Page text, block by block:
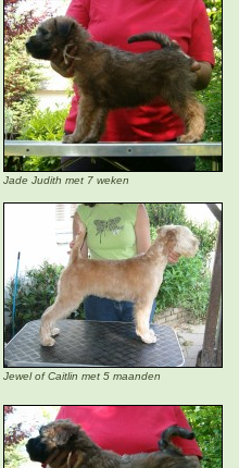
Jade Judith met 7 weken
Jewel of Caitlin met 5 maanden